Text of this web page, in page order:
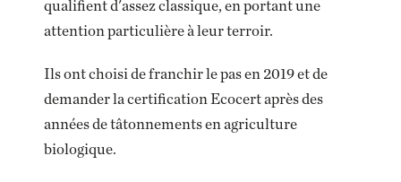
qualifient d'assez classique, en portant une
attention particulière à leur terroir.
Ils ont choisi de franchir le pas en 2019 et de
demander la certification Ecocert après des
années de tâtonnements en agriculture
biologique.